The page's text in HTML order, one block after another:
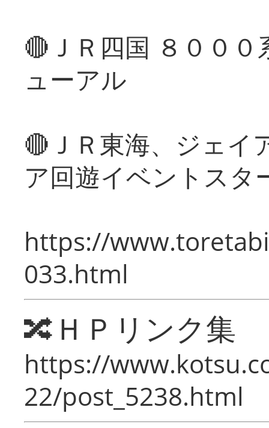
🔴ＪＲ四国 ８００
ューアル
🔴ＪＲ東海、ジェイ
ア回遊イベントスタ
https://
033.html
🔀ＨＰリンク集
https://
22/post_5238.html